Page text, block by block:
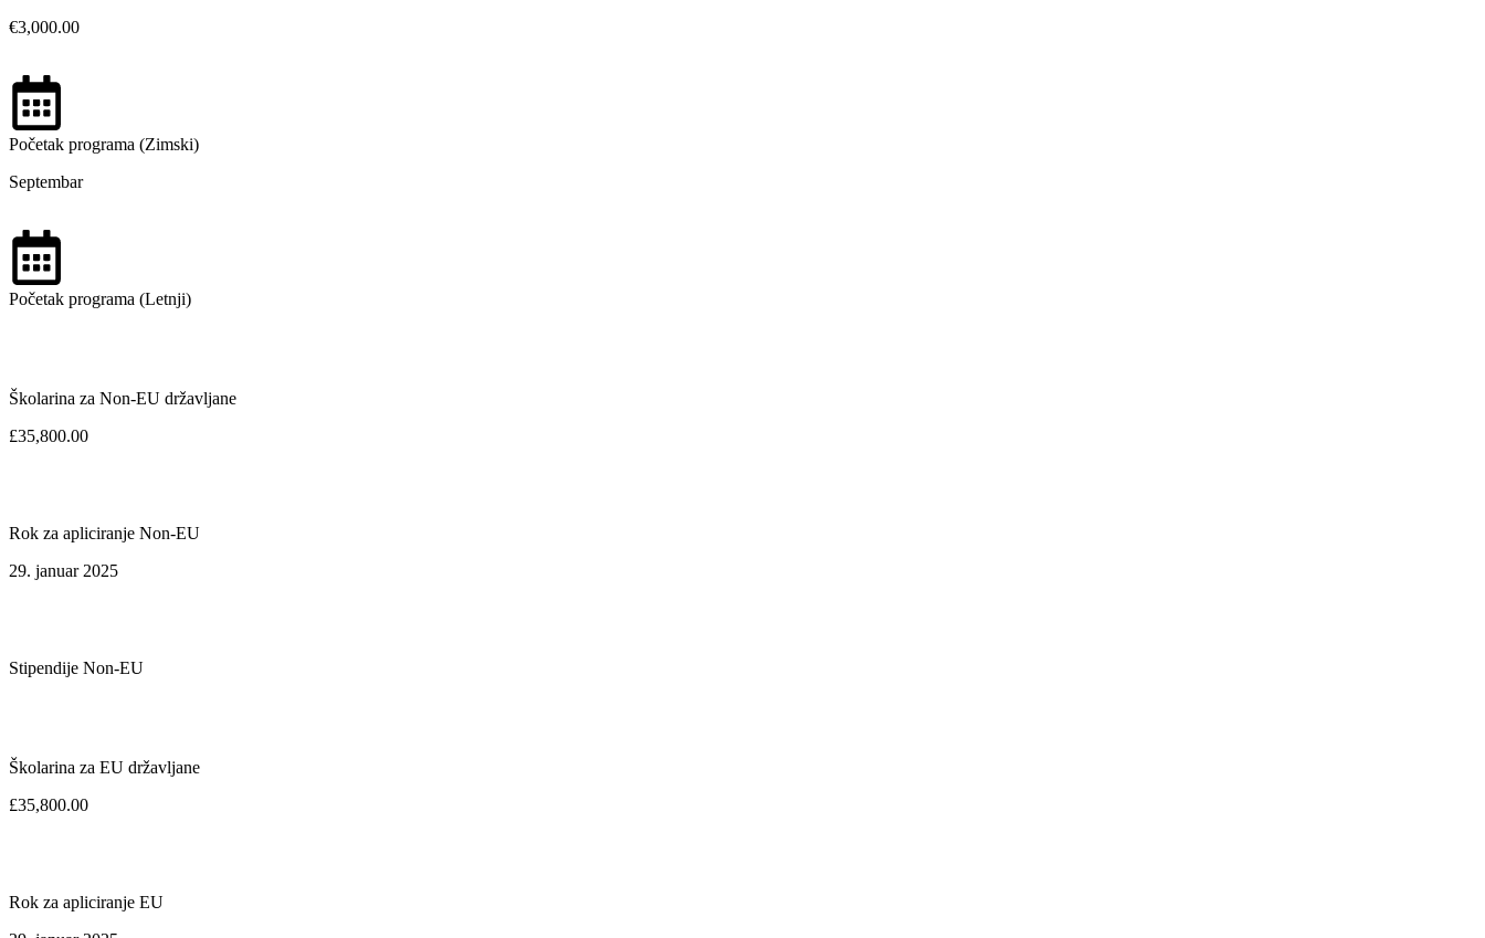
€3,000.00
Početak programa (Zimski)
Septembar
Početak programa (Letnji)
Školarina za Non-EU državljane
£35,800.00
Rok za apliciranje Non-EU
29. januar 2025
Stipendije Non-EU
Školarina za EU državljane
£35,800.00
Rok za apliciranje EU